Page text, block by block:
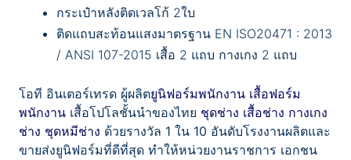
กระเป๋าหลังติดเวลโก้ 2ใบ
ติดแถบสะท้อนแสงมาตรฐาน EN ISO20471 : 2013
/ ANSI 107-2015 เสื้อ 2 แถบ กางเกง 2 แถบ
โอที อินเตอร์เทรด ผู้ผลิตยูนิฟอร์มพนักงาน เสื้อฟอร์ม
พนักงาน เสื้อโปโลชั้นนำของไทย ชุดช่าง เสื้อช่าง กางเกง
ช่าง ชุดหมีช่าง ด้วยรางวัล 1 ใน 10 อันดับโรงงานผลิตและ
ขายส่งยูนิฟอร์มที่ดีที่สุด ทำให้หน่วยงานราชการ เอกชน